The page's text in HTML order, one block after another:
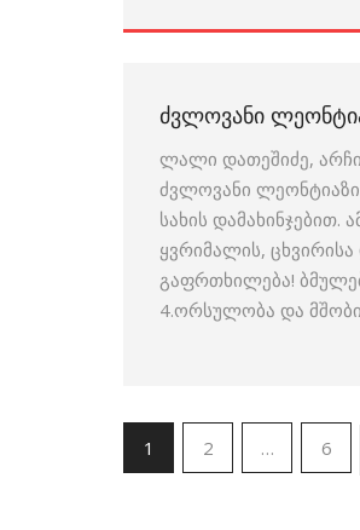
ᲫᲕᲚᲝᲕᲐᲜᲘ
ლალი დათეშიძე,
ძვლოვანი ლეონტიაზი
სახის
ყვრიმალის,
გაფრთხილება!
4.ორსულობა და
1 2 … 6